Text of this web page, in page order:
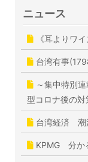
ニュース
《耳よりワ
台湾有事
～集中特別
型コロナ後の
台湾経済 潮
KPMG 分か